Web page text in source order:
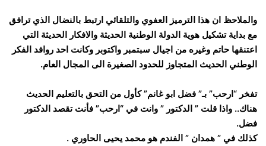
والملاحظ ان هذا الترميز العفوي والتلقائي ارتبط بالنضال الذي ترافق
مع بداية تشكيل هوية الدولة الوطنية الحديثة والافكار الحديثة التي
اعتنقها حاتم وغيره من اجيال سبتمبر واكتوبر وكانت احد روافد الفكر
الوطني الحديث المتجاوز للحدود الصغيرة الى المجال العام.
تفخر “ارحب” بـ” فضل ابو غانم” كأول من التحق بالتعليم الحديث
هناك.. واذا قلت ” الدكتور ” وانت في “ارحب” فأنت تقصد الدكتور
فضل.
كذلك في ” همدان ” الفندم هو محمد يحيى الحاوري .